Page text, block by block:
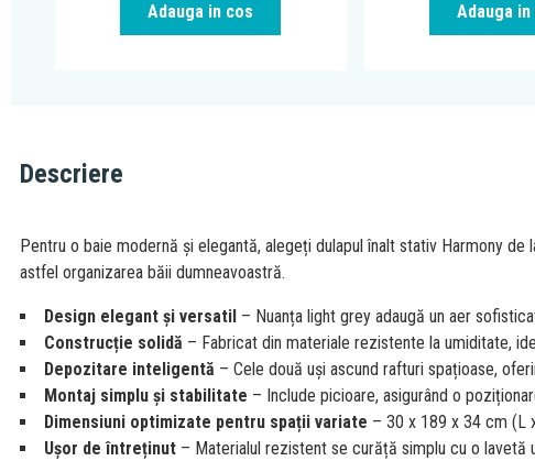
Adauga in cos Adauga
Descriere
Pentru o baie modernă și elegantă, alegeți dulapul înalt stativ Harmony
astfel organizarea băii dumneavoastră.
Design elegant și versatil – Nuanța light grey adaugă un aer
Construcție solidă – Fabricat din materiale rezistente la umiditate,
Depozitare inteligentă – Cele două uși ascund rafturi spațioase,
Montaj simplu și stabilitate – Include picioare, asigurând o
Dimensiuni optimizate pentru spații variate – 30 x 189 x 34 cm (L
Ușor de întreținut – Materialul rezistent se curăță simplu cu o lavetă